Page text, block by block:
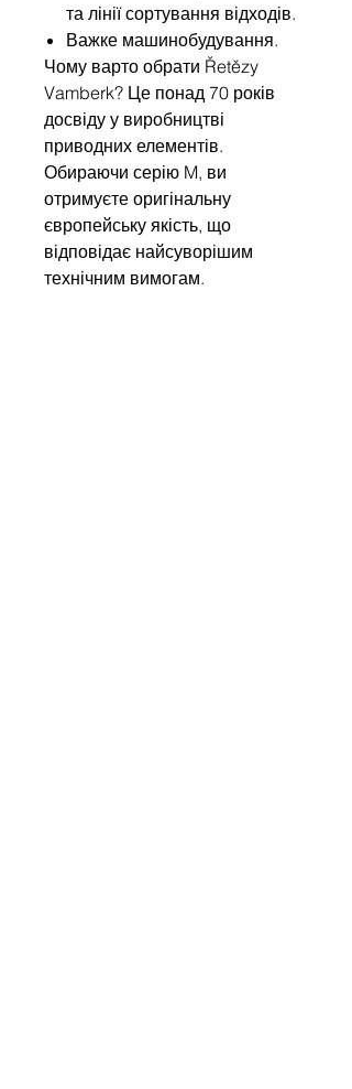
та лінії сортування відходів.
Важке машинобудування.
Чому варто обрати Řetězy
Vamberk? Це понад 70 років
досвіду у виробництві
приводних елементів.
Обираючи серію M, ви
отримуєте оригінальну
європейську якість, що
відповідає найсуворішим
технічним вимогам.